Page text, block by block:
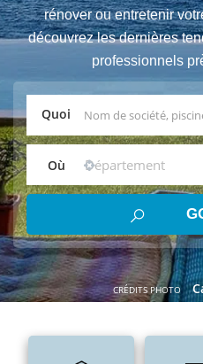
CRÉDITS PHOTO
rénover ou entretenir
découvrez les dernières
professionnels
Quoi
Où